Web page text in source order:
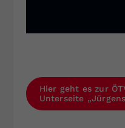
Hier geht es zur
Unterseite